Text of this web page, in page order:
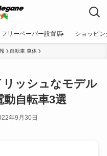
フリーペーパー設置店 ショッピン
自転車 車体
リッシュなモデル
動自転車3選
年9月30日